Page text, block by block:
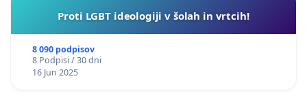
Proti LGBT ideologiji v šolah in vrtcih!
8 090 podpisov
8 Podpisi / 30 dni
16 Jun 2025